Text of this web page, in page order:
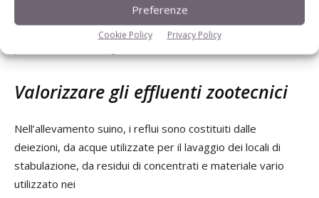
Preferenze
Cookie Policy Privacy Policy
l’N ureico costituisce più del 90% dell’N totale delle urine.
L’urea è rapidamente convertita in ammoniaca dalle ureasi
Valorizzare gli effluenti zootecnici
Nell’allevamento suino, i reflui sono costituiti dalle
deiezioni, da acque utilizzate per il lavaggio dei locali di
stabulazione, da residui di concentrati e materiale vario
utilizzato nei